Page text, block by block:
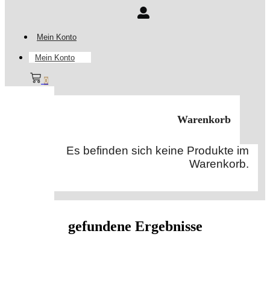
Mein Konto
Mein Konto
0
Warenkorb
Es befinden sich keine Produkte im
Warenkorb.
gefundene Ergebnisse